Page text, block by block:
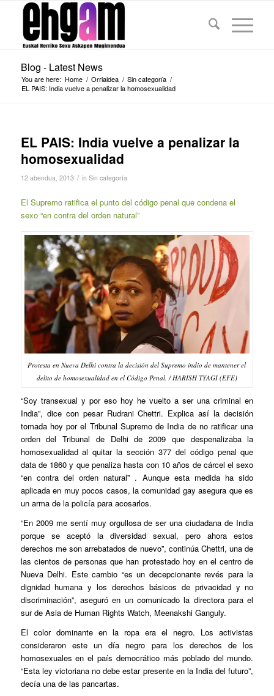
Blog - Latest News
You are here: Home / Orrialdea / Sin categoría /
EL PAIS: India vuelve a penalizar la homosexualidad
EL PAIS: India vuelve a penalizar la
homosexualidad
12 abendua, 2013 / in Sin categoría
El Supremo ratifica el punto del código penal que condena el
sexo “en contra del orden natural”
Protesta en Nueva Delhi contra la decisión del Supremo indio de mantener el
delito de homosexualidad en el Código Penal. / HARISH TYAGI (EFE)
“Soy transexual y por eso hoy he vuelto a ser una criminal en
India”, dice con pesar Rudrani Chettri. Explica así la decisión
tomada hoy por el Tribunal Supremo de India de no ratificar una
orden del Tribunal de Delhi de 2009 que despenalizaba la
homosexualidad al quitar la sección 377 del código penal que
data de 1860 y que penaliza hasta con 10 años de cárcel el sexo
“en contra del orden natural” . Aunque esta medida ha sido
aplicada en muy pocos casos, la comunidad gay asegura que es
un arma de la policía para acosarlos.
“En 2009 me sentí muy orgullosa de ser una ciudadana de India
porque se aceptó la diversidad sexual, pero ahora estos
derechos me son arrebatados de nuevo”, continúa Chettri, una de
las cientos de personas que han protestado hoy en el centro de
Nueva Delhi. Este cambio “es un decepcionante revés para la
dignidad humana y los derechos básicos de privacidad y no
discriminación”, aseguró en un comunicado la directora para el
sur de Asia de Human Rights Watch, Meenakshi Ganguly.
El color dominante en la ropa era el negro. Los activistas
consideraron este un día negro para los derechos de los
homosexuales en el país democrático más poblado del mundo.
“Esta ley victoriana no debe estar presente en la India del futuro”,
decía una de las pancartas.